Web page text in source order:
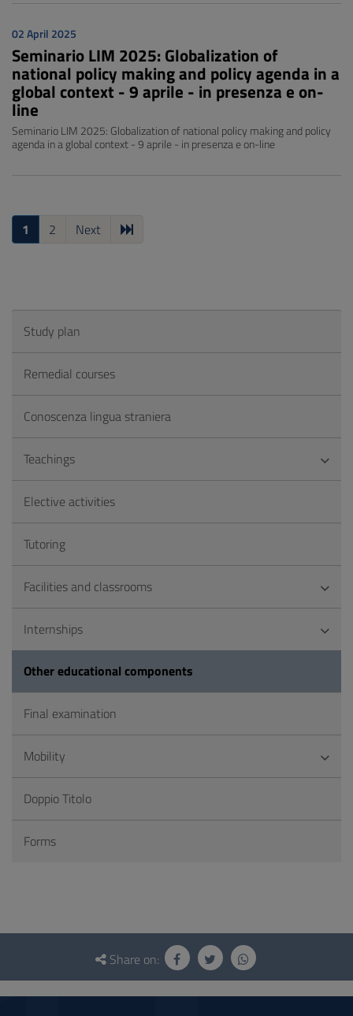
02 April 2025
Seminario LIM 2025: Globalization of
national policy making and policy agenda in a
global context - 9 aprile - in presenza e on-
line
Seminario LIM 2025: Globalization of national policy making and policy
agenda in a global context - 9 aprile - in presenza e on-line
1 2 Next
Study plan
Remedial courses
Conoscenza lingua straniera
Teachings
Elective activities
Tutoring
Facilities and classrooms
Internships
Other educational components
Final examination
Mobility
Doppio Titolo
Forms
Questionnaire
social
Share on: